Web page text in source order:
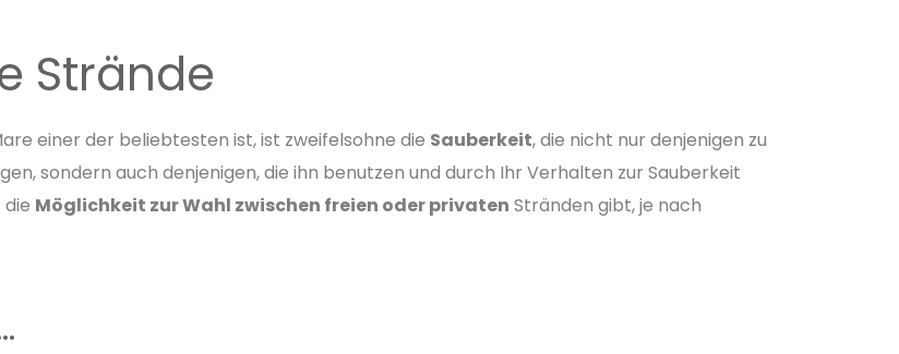
Strände
einer der beliebtesten ist, ist zweifelsohne die Sauberkeit, die nicht nur denjenigen zu
sondern auch denjenigen, die ihn benutzen und durch Ihr Verhalten zur Sauberkeit
Möglichkeit zur Wahl zwischen freien oder privaten Stränden gibt, je nach